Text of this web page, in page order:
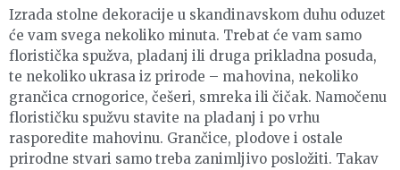
Izrada stolne dekoracije u skandinavskom duhu oduzet
će vam svega nekoliko minuta. Trebat će vam samo
floristička spužva, pladanj ili druga prikladna posuda,
te nekoliko ukrasa iz prirode – mahovina, nekoliko
grančica crnogorice, češeri, smreka ili čičak. Namočenu
florističku spužvu stavite na pladanj i po vrhu
rasporedite mahovinu. Grančice, plodove i ostale
prirodne stvari samo treba zanimljivo posložiti. Takav